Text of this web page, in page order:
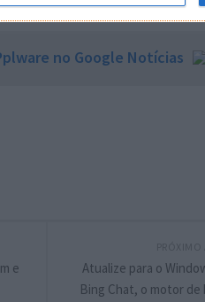
no Google Notícias
Atualize para o
Bing Chat, o motor de
e